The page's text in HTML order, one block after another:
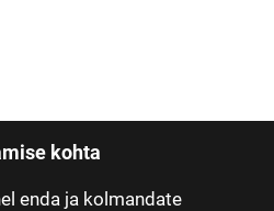
kohta
enda ja kolmandate